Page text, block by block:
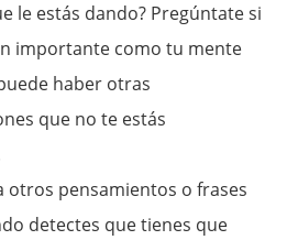
le estás dando? Pregúntate si
importante como tu mente
haber otras
que no te estás
otros pensamientos o frases
detectes que tienes que